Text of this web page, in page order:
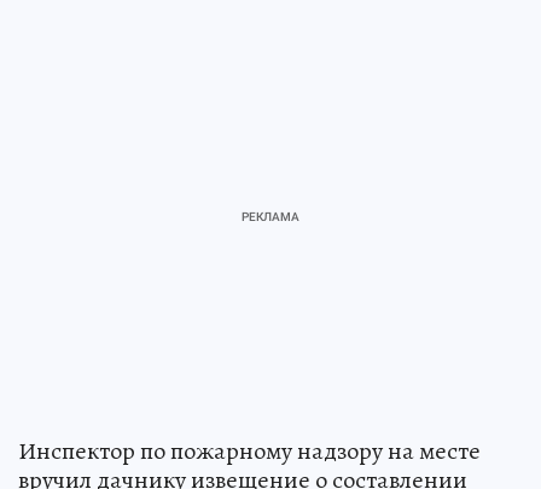
Инспектор по пожарному надзору на месте
вручил дачнику извещение о составлении